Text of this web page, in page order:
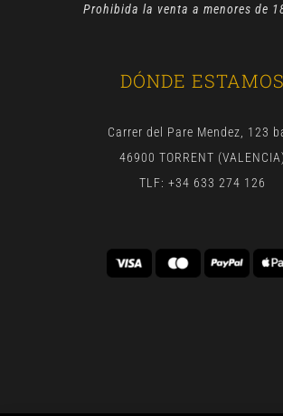
Prohibida la venta a menores de
DÓNDE ESTAMOS
Carrer del Pare Mendez, 123
46900 TORRENT (VALENCIA)
TLF: +34 633 274 126